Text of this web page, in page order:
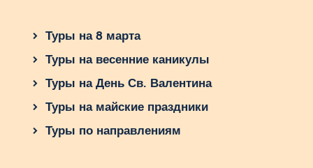
Туры на 8 марта
Туры на весенние каникулы
Туры на День Св. Валентина
Туры на майские праздники
Туры по направлениям